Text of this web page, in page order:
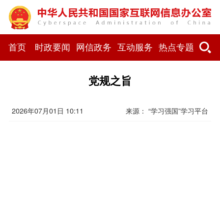
首页 时政要闻 网信政务 互动服务 热点专题
党规之旨
2026年07月01日 10:11 来源： “学习强国”学习平台